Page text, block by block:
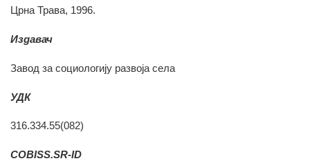
Црна Трава, 1996.
Издавач
Завод за социологију развоја села
УДК
316.334.55(082)
COBISS.SR-ID